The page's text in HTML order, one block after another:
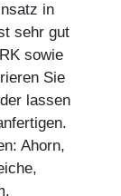
in
sehr gut
sowie
Sie
lassen
Ahorn,